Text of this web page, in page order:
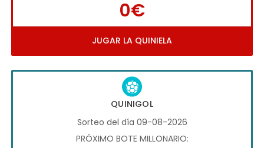
0€
JUGAR LA QUINIELA
QUINIGOL
Sorteo del día 09-08-2026
PRÓXIMO BOTE MILLONARIO: